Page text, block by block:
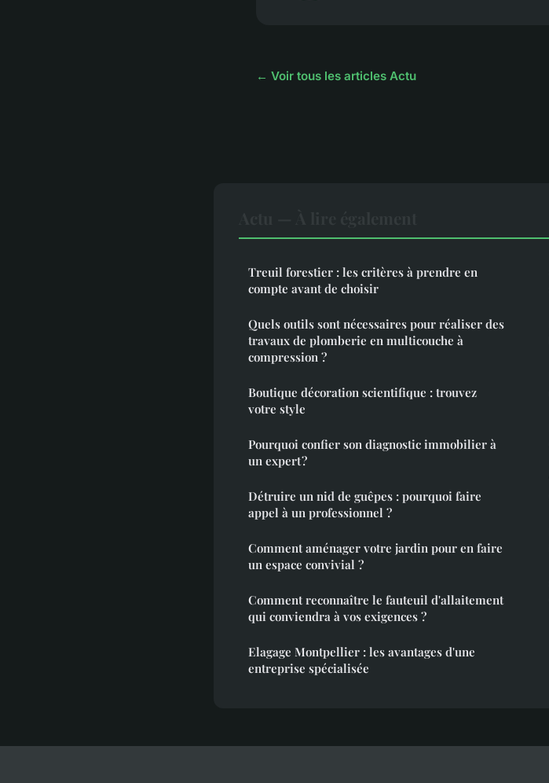
← Voir tous les articles Actu
Treuil forestier : les critères à prendre en
compte avant de choisir
Quels outils sont nécessaires pour réaliser des
travaux de plomberie en multicouche à
compression ?
Boutique décoration scientifique : trouvez
votre style
Pourquoi confier son diagnostic immobilier à
un expert ?
Détruire un nid de guêpes : pourquoi faire
appel à un professionnel ?
Comment aménager votre jardin pour en faire
un espace convivial ?
Comment reconnaître le fauteuil d'allaitement
qui conviendra à vos exigences ?
Elagage Montpellier : les avantages d'une
entreprise spécialisée